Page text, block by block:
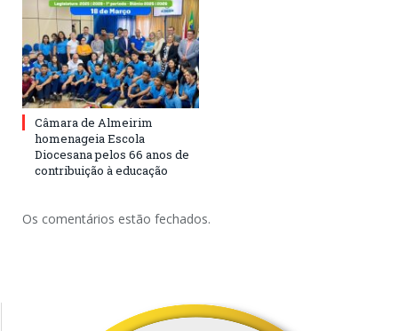
Câmara de Almeirim
homenageia Escola
Diocesana pelos 66 anos de
contribuição à educação
Os comentários estão fechados.